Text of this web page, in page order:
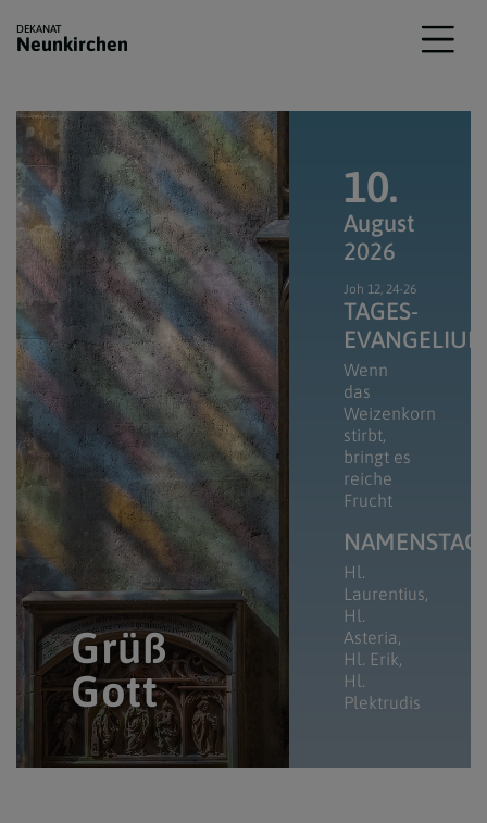
DEKANAT
Neunkirchen
Grüß
Gott
10.
August
2026
Joh 12, 24-26
TAGES­
EVANGELIUM
Wenn
das
Weizenkorn
stirbt,
bringt es
reiche
Frucht
Hl.
Laurentius
Hl.
Asteria
Hl. Erik
Hl.
Plektrudis